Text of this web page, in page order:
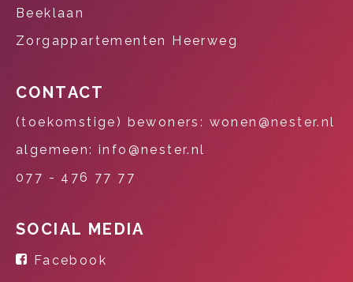
Beeklaan
Zorgappartementen Heerweg
CONTACT
(toekomstige) bewoners: wonen@nester.nl
algemeen: info@nester.nl
077 - 476 77 77
SOCIAL MEDIA
Facebook